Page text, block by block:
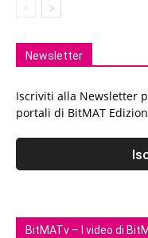
Newsletter
Iscriviti alla Newsletter
portali di BitMAT
BitMATv – I video di